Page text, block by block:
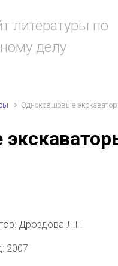
литературы по
делу
Одноковшовые
Дроздова Л.Г.
2007